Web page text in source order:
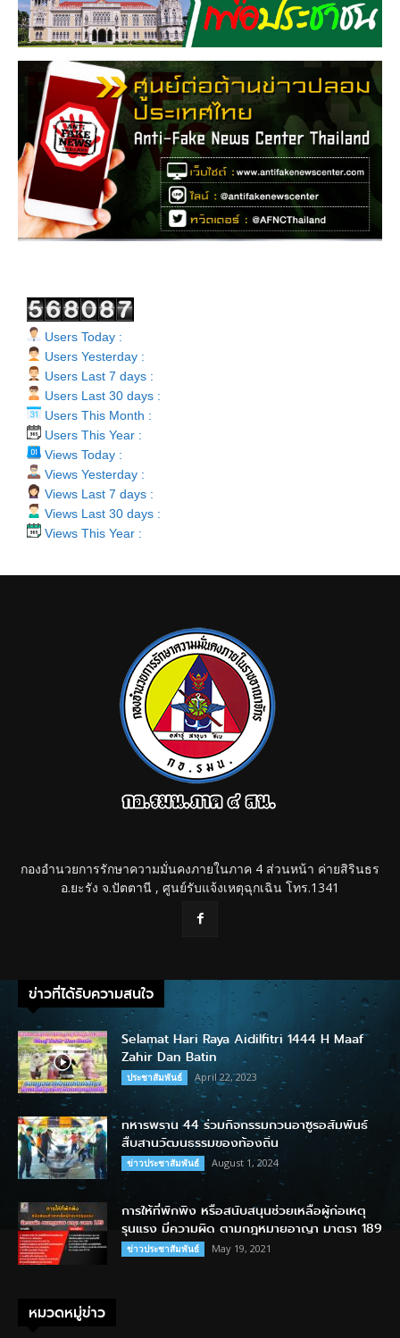
Users Today :
Users Yesterday :
Users Last 7 days :
Users Last 30 days :
Users This Month :
Users This Year :
Views Today :
Views Yesterday :
Views Last 7 days :
Views Last 30 days :
Views This Year :
กองอำนวยการรักษาความมั่นคงภายในภาค 4 ส่วนหน้า ค่ายสิรินธร
อ.ยะรัง จ.ปัตตานี , ศูนย์รับแจ้งเหตุฉุกเฉิน โทร.1341
ข่าวที่ได้รับความสนใจ
Selamat Hari Raya Aidilfitri 1444 H Maaf
Zahir Dan Batin
ประชาสัมพันธ์ April 22, 2023
ทหารพราน 44 ร่วมกิจกรรมกวนอาซูรอสัมพันธ์
สืบสานวัฒนธรรมของท้องถิ่น
ข่าวประชาสัมพันธ์ August 1, 2024
การให้ที่พักพิง หรือสนับสนุนช่วยเหลือผู้ก่อเหตุ
รุนแรง มีความผิด ตามกฎหมายอาญา มาตรา 189
ข่าวประชาสัมพันธ์ May 19, 2021
หมวดหมู่ข่าว